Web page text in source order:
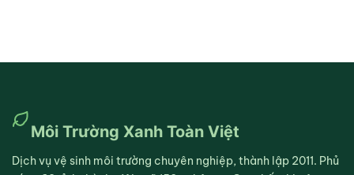
Môi Trường Xanh Toàn Việt
Dịch vụ vệ sinh môi trường chuyên nghiệp, thành lập 2011. Phủ